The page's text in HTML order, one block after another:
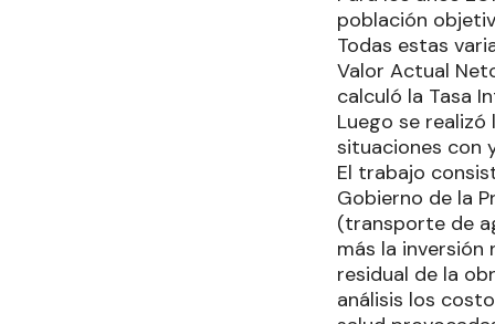
población
Todas estas
Valor Actual
calculó la Tasa
Luego se
situaciones con
El trabajo
Gobierno de la
(transporte de
más la
residual de la
análisis los